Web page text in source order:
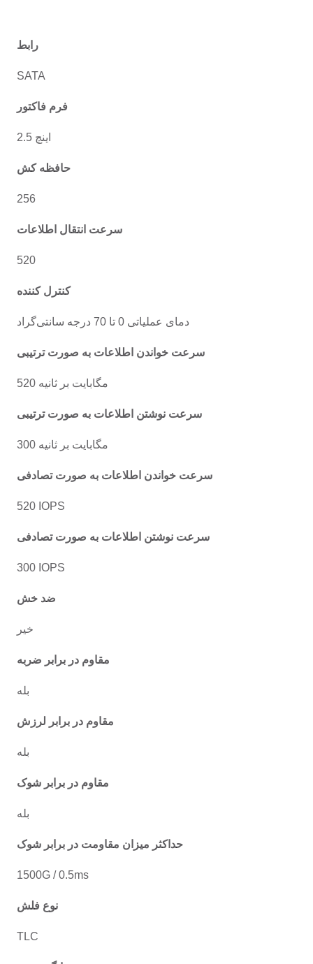
رابط
SATA
فرم فاکتور
2.5 اینچ
حافظه کش
256
سرعت انتقال اطلاعات
520
کنترل کننده
دمای عملیاتی 0 تا 70 درجه سانتی‌گراد
سرعت خواندن اطلاعات به صورت ترتیبی
520 مگابایت بر ثانیه
سرعت نوشتن اطلاعات به صورت ترتیبی
300 مگابایت بر ثانیه
سرعت خواندن اطلاعات به صورت تصادفی
520 IOPS
سرعت نوشتن اطلاعات به صورت تصادفی
300 IOPS
ضد خش
خیر
مقاوم در برابر ضربه
بله
مقاوم در برابر لرزش
بله
مقاوم در برابر شوک
بله
حداکثر میزان مقاومت در برابر شوک
1500G / 0.5ms
نوع فلش
TLC